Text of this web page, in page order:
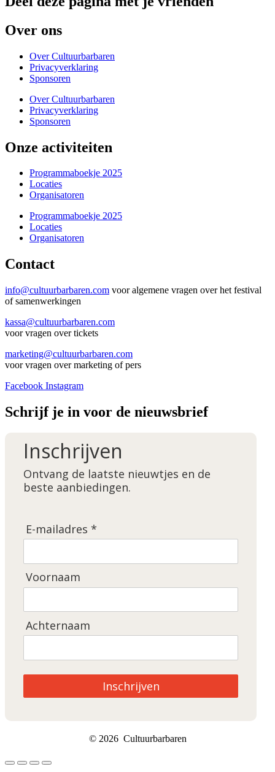
Over ons
Over Cultuurbarbaren
Privacyverklaring
Sponsoren
Over Cultuurbarbaren
Privacyverklaring
Sponsoren
Onze activiteiten
Programmaboekje 2025
Locaties
Organisatoren
Programmaboekje 2025
Locaties
Organisatoren
Contact
info@cultuurbarbaren.com voor algemene vragen over het festival
of samenwerkingen
kassa@cultuurbarbaren.com
voor vragen over tickets
marketing@cultuurbarbaren.com
voor vragen over marketing of pers
Facebook Instagram
Schrijf je in voor de nieuwsbrief
Inschrijven
Ontvang de laatste nieuwtjes en de
beste aanbiedingen.
E-mailadres *
Voornaam
Achternaam
Inschrijven
© 2026 Cultuurbarbaren